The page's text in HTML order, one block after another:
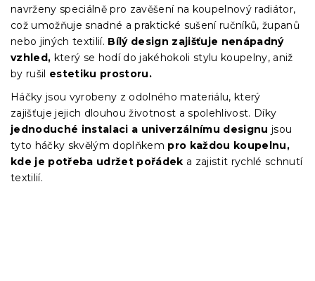
navrženy speciálně pro zavěšení na koupelnový radiátor,
což umožňuje snadné a praktické sušení ručníků, županů
nebo jiných textilií. Bílý design zajišťuje nenápadný
vzhled, který se hodí do jakéhokoli stylu koupelny, aniž
by rušil estetiku prostoru.
Háčky jsou vyrobeny z odolného materiálu, který
zajišťuje jejich dlouhou životnost a spolehlivost. Díky
jednoduché instalaci a univerzálnímu designu jsou
tyto háčky skvělým doplňkem pro každou koupelnu,
kde je potřeba udržet pořádek a zajistit rychlé schnutí
textilií.